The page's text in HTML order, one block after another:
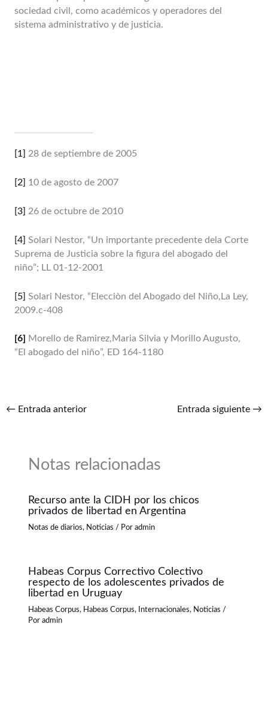
sociedad civil, como académicos y operadores del
sistema administrativo y de justicia.
[1] 28 de septiembre de 2005
[2] 10 de agosto de 2007
[3] 26 de octubre de 2010
[4] Solari Nestor, “Un importante precedente dela Corte
Suprema de Justicia sobre la figura del abogado del
niño”; LL 01-12-2001
[5] Solari Nestor, “Elecciòn del Abogado del Niño,La Ley,
2009.c-408
[6]
Morello de Ramirez,Maria Silvia y Morillo Augusto,
“El abogado del niño”, ED 164-1180
← Entrada anterior Entrada siguiente →
Notas relacionadas
Recurso ante la CIDH por los chicos
privados de libertad en Argentina
Notas de diarios, Noticias / Poradmin
Habeas Corpus Correctivo Colectivo
respecto de los adolescentes privados de
libertad en Uruguay
Habeas Corpus, Habeas Corpus, Internacionales, Noticias /
Poradmin